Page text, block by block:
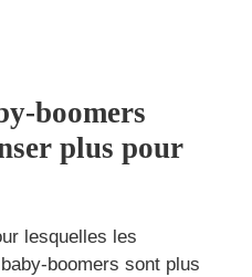
boomers
plus pour
lesquelles les
boomers sont plus